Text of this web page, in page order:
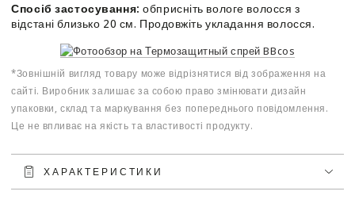
Спосіб застосування: обприсніть вологе волосся з
відстані близько 20 см. Продовжіть укладання волосся.
*Зовнішній вигляд товару може відрізнятися від зображення на
сайті. Виробник залишає за собою право змінювати дизайн
упаковки, склад та маркування без попереднього повідомлення.
Це не впливає на якість та властивості продукту.
ХАРАКТЕРИСТИКИ